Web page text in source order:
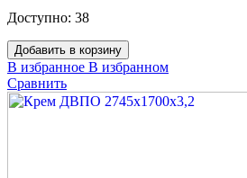
Доступно: 38
Добавить в корзину
В избранное В избранном
Сравнить